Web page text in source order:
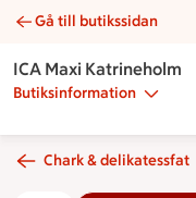
Tapasbricka | Catering
Gå till butikssidan
ICA Maxi Katrineholm
Butiksinformation
Chark & delikatessfat